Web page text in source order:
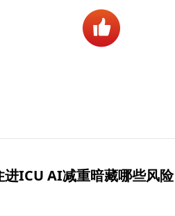
进ICU AI减重暗藏哪些风险